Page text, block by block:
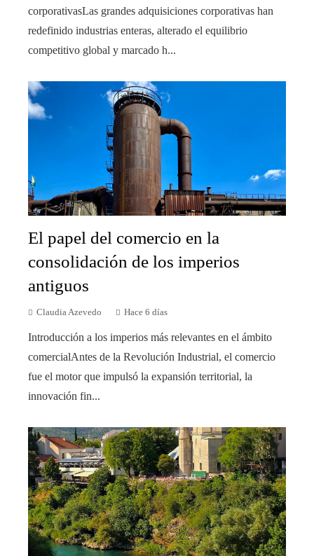
corporativasLas grandes adquisiciones corporativas han
redefinido industrias enteras, alterado el equilibrio
competitivo global y marcado h...
El papel del comercio en la
consolidación de los imperios
antiguos
Claudia Azevedo Hace 6 días
Introducción a los imperios más relevantes en el ámbito
comercialAntes de la Revolución Industrial, el comercio
fue el motor que impulsó la expansión territorial, la
innovación fin...